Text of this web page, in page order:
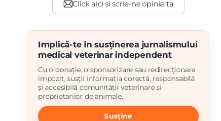
Implică-te în susținerea jurnalismului
medical veterinar independent
Cu o donație, o sponsorizare sau redirecționare
impozit, susții informația corectă, responsabilă
și accesibilă comunității veterinare și
proprietarilor de animale.
Susține